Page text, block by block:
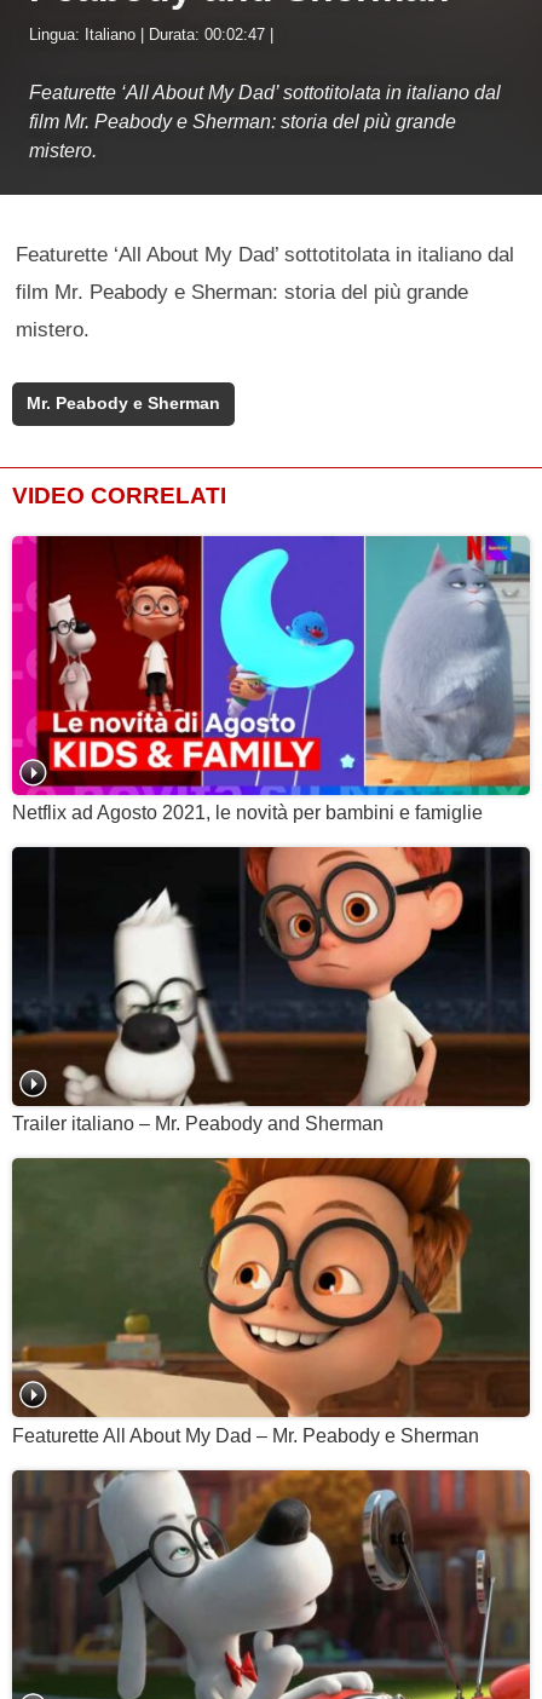
Lingua: Italiano | Durata: 00:02:47 |
Featurette ‘All About My Dad’ sottotitolata in italiano dal
film Mr. Peabody e Sherman: storia del più grande
mistero.
Featurette ‘All About My Dad’ sottotitolata in italiano dal
film Mr. Peabody e Sherman: storia del più grande
mistero.
Mr. Peabody e Sherman
VIDEO CORRELATI
Netflix ad Agosto 2021, le novità per bambini e famiglie
Trailer italiano – Mr. Peabody and Sherman
Featurette All About My Dad – Mr. Peabody e Sherman